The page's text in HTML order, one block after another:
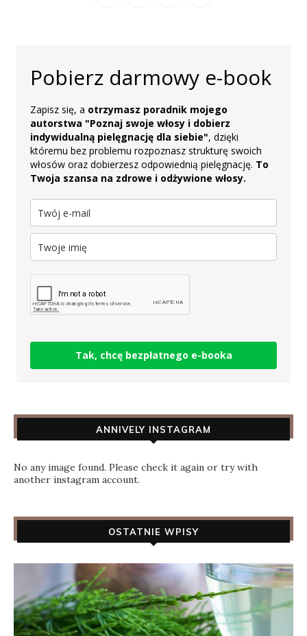
Pobierz darmowy e-book
Zapisz się, a otrzymasz poradnik mojego
autorstwa "Poznaj swoje włosy i dobierz
indywidualną pielęgnację dla siebie", dzięki
któremu bez problemu rozpoznasz strukturę swoich
włosów oraz dobierzesz odpowiednią pielęgnację. To
Twoja szansa na zdrowe i odżywione włosy.
Tak, chcę bezpłatnego e-booka
ANNIVELY INSTAGRAM
No any image found. Please check it again or try with
another instagram account.
OSTATNIE WPISY